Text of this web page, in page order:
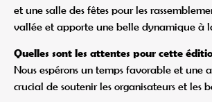
et une salle des fêtes pour les
vallée et apporte une belle dynamique à
Quelles sont les attentes pour cette
Nous espérons un temps favorable et une
crucial de soutenir les organisateurs et les